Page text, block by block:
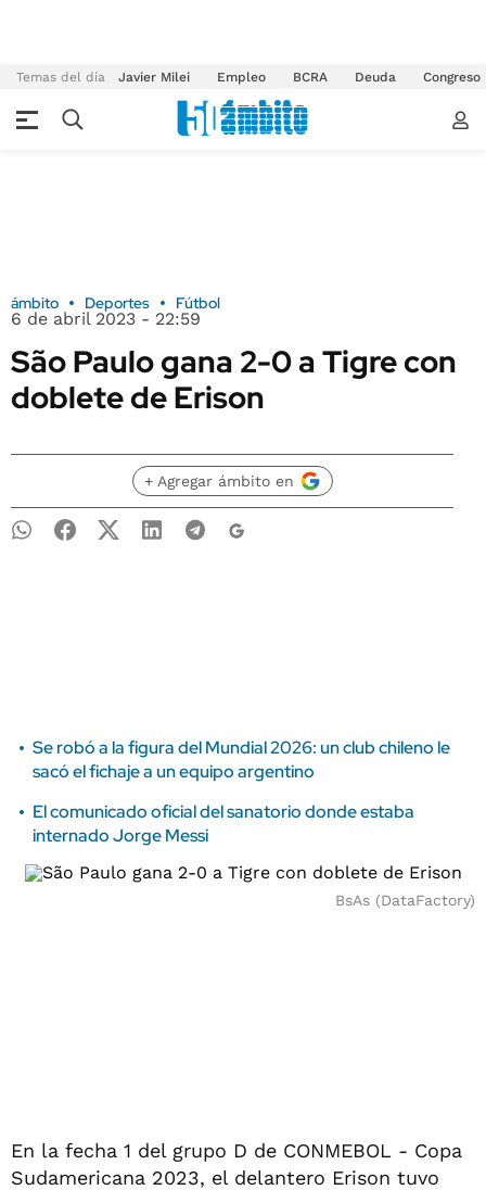
Temas del día Javier Milei Empleo BCRA Deuda Congreso
ámbito Deportes Fútbol
6 de abril 2023 - 22:59
São Paulo gana 2-0 a Tigre con
doblete de Erison
+ Agregar ámbito en
Se robó a la figura del Mundial 2026: un club chileno le
sacó el fichaje a un equipo argentino
El comunicado oficial del sanatorio donde estaba
internado Jorge Messi
BsAs (DataFactory)
En la fecha 1 del grupo D de CONMEBOL - Copa
Sudamericana 2023, el delantero Erison tuvo